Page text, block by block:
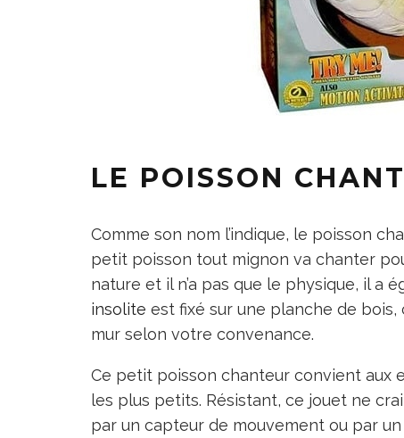
LE POISSON
Comme son nom l’indique, le poisson
petit poisson tout mignon va chanter
nature et il n’a pas que le physique, il a
insolite est fixé sur une planche de
mur selon votre convenance.
Ce petit poisson chanteur convient aux
les plus petits. Résistant, ce jouet ne
par un capteur de mouvement ou par